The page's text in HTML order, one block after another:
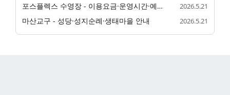
포스플렉스 수영장 - 이용요금·운영시간·예약 안내 2026.5.21
마산교구 - 성당·성지순례·생태마을 안내 2026.5.21